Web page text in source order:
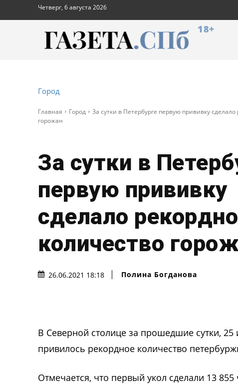
Четверг, 6 августа 2026
18+
Город
Главная Город
За сутки в Петербурге первую прививку
горожан
За сутки в
первую прививку
сделало
количество
26.06.2021 18:18 Полина Богданова
В Северной столице за прошедшие сутки,
привилось рекордное количество
Отмечается, что первый укол сделали 13